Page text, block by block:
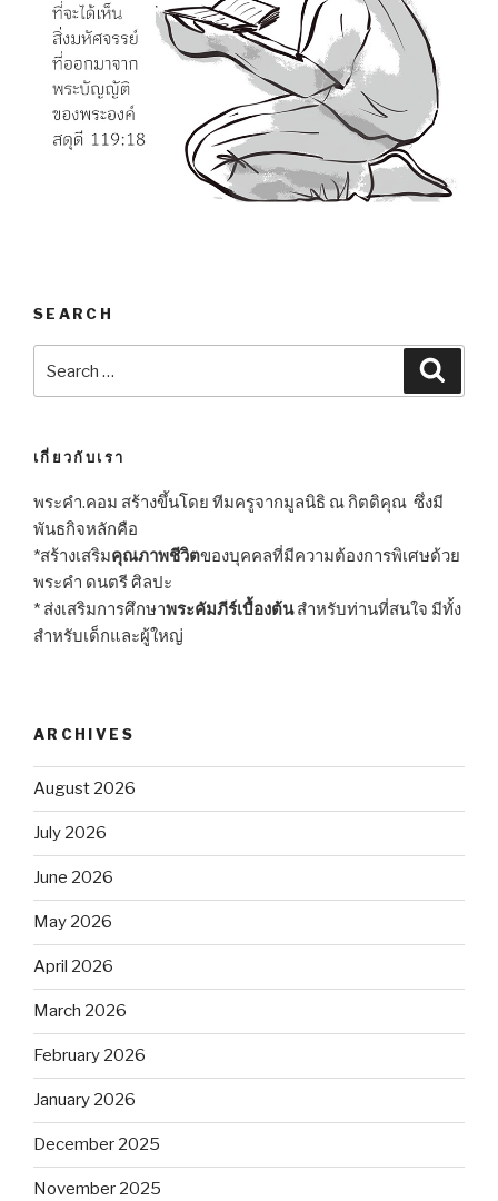
SEARCH
เกี่ยวกับเรา
พระคำ.คอม สร้างขึ้นโดย ทีมครูจากมูลนิธิ ณ กิตติคุณ ซึ่งมี
พันธกิจหลักคือ
*สร้างเสริมคุณภาพชีวิตของบุคคลที่มีความต้องการพิเศษด้วย
พระคำ ดนตรี ศิลปะ
* ส่งเสริมการศึกษาพระคัมภีร์เบื้องต้นสำหรับท่านที่สนใจ มีทั้ง
สำหรับเด็กและผู้ใหญ่
ARCHIVES
August 2026
July 2026
June 2026
May 2026
April 2026
March 2026
February 2026
January 2026
December 2025
November 2025